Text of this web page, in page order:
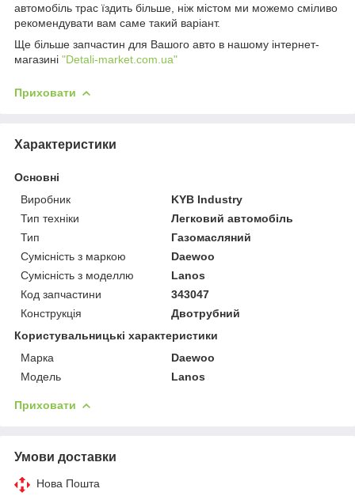
автомобіль трас їздить більше, ніж містом ми можемо сміливо
рекомендувати вам саме такий варіант.
Ще більше запчастин для Вашого авто в нашому інтернет-
магазині "Detali-market.com.ua"
Приховати
Характеристики
Основні
Виробник
KYB Industry
Тип техніки
Легковий автомобіль
Тип
Газомасляний
Сумісність з маркою
Daewoo
Сумісність з моделлю
Lanos
Код запчастини
343047
Конструкція
Двотрубний
Користувальницькі характеристики
Марка
Daewoo
Модель
Lanos
Приховати
Умови доставки
Нова Пошта